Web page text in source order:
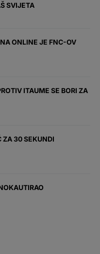
SVIJETA
ONLINE JE FNC-OV
ITAUME SE BORI ZA
ZA 30 SEKUNDI